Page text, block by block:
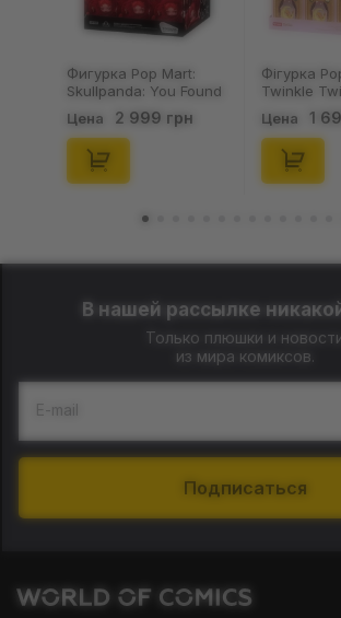
Фигурка Pop Mart:
Skullpanda: You Found
Me!: Plush Doll Pendant
Series (Blind Box: 1 з
10) (Secret Edition),
(29347)
Цена 2 999 грн
Фігурка
Twinkle
Up: Scene
(Blind Box:
(Secret
(21372)
Цена 1
В нашей рассылке
Только плюшки и
из мира комиксов.
E-mail
Подписаться